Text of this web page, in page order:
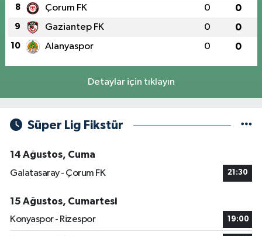
8 Çorum FK 0 0
9 Gaziantep FK 0 0
10 Alanyaspor 0 0
Detaylar için tıklayın
Süper Lig Fikstür
14 Ağustos, Cuma
Galatasaray - Çorum FK
21:30
15 Ağustos, Cumartesi
Konyaspor - Rizespor
19:00